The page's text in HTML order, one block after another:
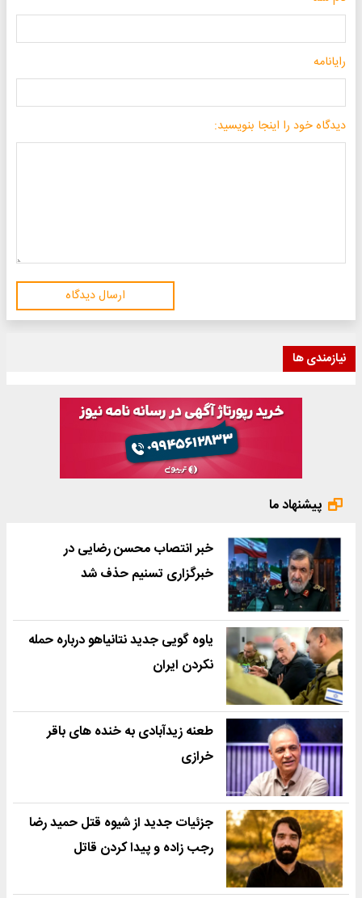
رایانامه
دیدگاه خود را اینجا بنویسید:
ارسال دیدگاه
نیازمندی ها
پیشنهاد ما
خبر انتصاب محسن رضایی در
خبرگزاری تسنیم حذف شد
یاوه گویی جدید نتانیاهو درباره حمله
نکردن ایران
طعنه زیدآبادی به خنده های باقر
خرازی
جزئیات جدید از شیوه قتل حمید رضا
رجب زاده و پیدا کردن قاتل